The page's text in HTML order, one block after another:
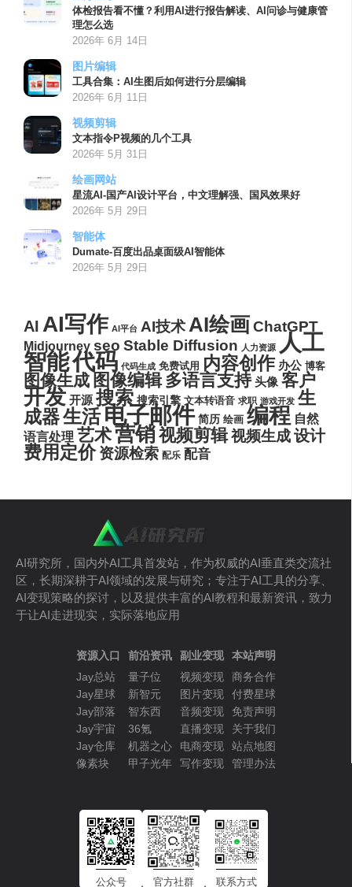
体检报告看不懂？利用AI进行报告解读、AI问诊与健康管
理怎么选
2026年 6月 14日
图片编辑
工具合集：AI生图后如何进行分层编辑
2026年 6月 11日
视频剪辑
文本指令P视频的几个工具
2026年 5月 31日
绘画网站
星流AI-国产AI设计平台，中文理解强、国风效果好
2026年 5月 29日
智能体
Dumate-百度出品桌面级AI智能体
2026年 5月 29日
AI AI写作 AI平台 AI技术AI绘画ChatGPT
Midjourney seo Stable Diffusion 人力资源 人工
智能代码 代码生成 免费试用 内容创作 办公 博客
图像生成 图像编辑 多语言支持 头像 客户
开发 开源 搜索 搜索引擎 文本转语音 求职 游戏开发 生
成器生活电子邮件 简历 绘画 编程 自然
语言处理 艺术营销视频剪辑视频生成设计
费用定价 资源检索 配乐 配音
AI研究所，国内外AI工具首发站，作为权威的AI垂直类交流社
区，长期深耕于AI领域的发展与研究；专注于AI工具的分享、
AI变现策略的探讨，以及提供丰富的AI教程和最新资讯，致力
于让AI走进现实，实际落地应用
资源入口
Jay总站
Jay星球
Jay部落
Jay宇宙
Jay仓库
像素块
前沿资讯
量子位
新智元
智东西
36氪
机器之心
甲子光年
副业变现
视频变现
图片变现
音频变现
直播变现
电商变现
写作变现
本站声明
商务合作
付费星球
免责声明
关于我们
站点地图
管理办法
公众号 官方社群 联系方式